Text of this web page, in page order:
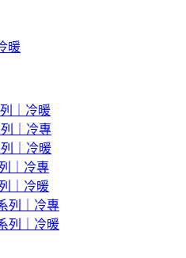
暖
｜冷暖
｜冷專
｜冷暖
｜冷專
｜冷暖
列｜冷專
列｜冷暖